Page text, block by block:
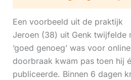
Een voorbeeld uit de praktijk
Jeroen (38) uit Genk twijfelde
‘goed genoeg’ was voor
doorbraak kwam pas toen hij
publiceerde. Binnen 6 dagen